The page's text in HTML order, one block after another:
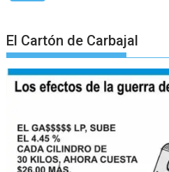
El Cartón de Carbajal